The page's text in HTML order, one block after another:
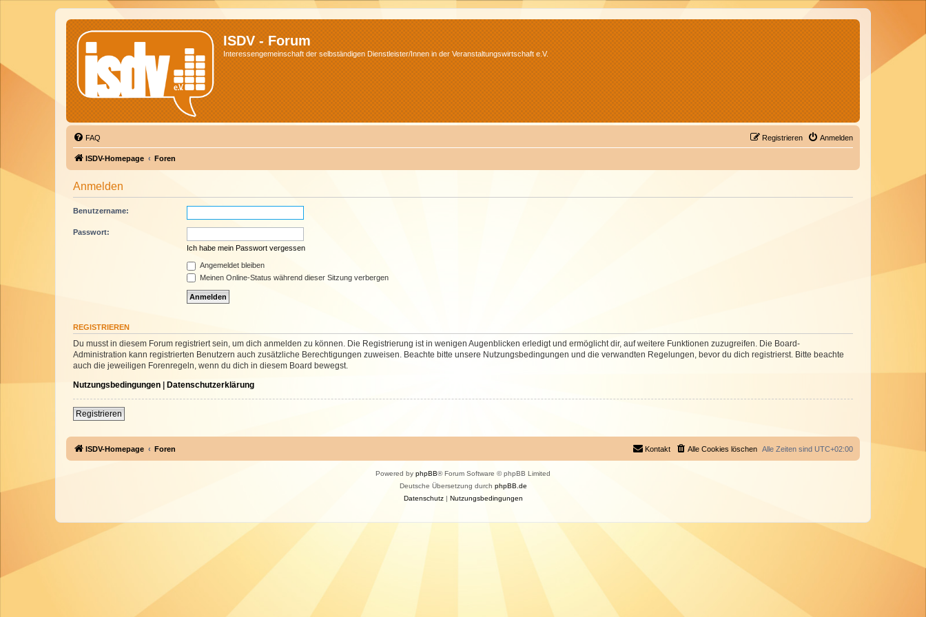
ISDV - Forum
Interessengemeinschaft der selbständigen Dienstleister/Innen in der Veranstaltungswirtschaft e.V.
FAQ Anmelden
Registrieren
ISDV-Homepage Foren
Anmelden
Benutzername:
Passwort:
Ich habe mein Passwort vergessen
Angemeldet bleiben
Meinen Online-Status während dieser Sitzung verbergen
REGISTRIEREN
Du musst in diesem Forum registriert sein, um dich anmelden zu können. Die Registrierung ist in wenigen Augenblicken erledigt und ermöglicht dir, auf weitere Funktionen zuzugreifen. Die Board-
Administration kann registrierten Benutzern auch zusätzliche Berechtigungen zuweisen. Beachte bitte unsere Nutzungsbedingungen und die verwandten Regelungen, bevor du dich registrierst. Bitte beachte
auch die jeweiligen Forenregeln, wenn du dich in diesem Board bewegst.
Nutzungsbedingungen | Datenschutzerklärung
Registrieren
ISDV-Homepage Foren Alle Zeiten sind UTC+02:00
Alle Cookies löschen
Kontakt
Powered by phpBB® Forum Software © phpBB Limited
Deutsche Übersetzung durch phpBB.de
Datenschutz| Nutzungsbedingungen